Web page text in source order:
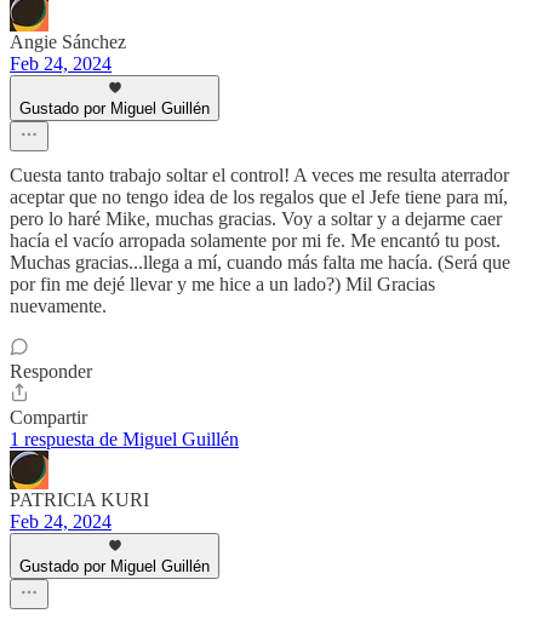
Angie Sánchez
Feb 24, 2024
Gustado por Miguel Guillén
Cuesta tanto trabajo soltar el control! A veces me resulta aterrador
aceptar que no tengo idea de los regalos que el Jefe tiene para mí,
pero lo haré Mike, muchas gracias. Voy a soltar y a dejarme caer
hacía el vacío arropada solamente por mi fe. Me encantó tu post.
Muchas gracias...llega a mí, cuando más falta me hacía. (Será que
por fin me dejé llevar y me hice a un lado?) Mil Gracias
nuevamente.
Responder
Compartir
1 respuesta de Miguel Guillén
PATRICIA KURI
Feb 24, 2024
Gustado por Miguel Guillén